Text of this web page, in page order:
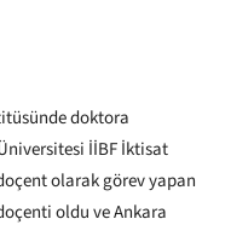
doktora
İİBF İktisat
olarak görev yapan
oldu ve Ankara